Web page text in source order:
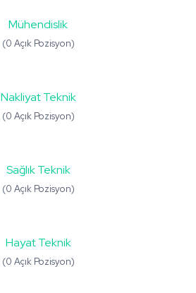
Mühendislik
(0 Açık Pozisyon)
Nakliyat Teknik
(0 Açık Pozisyon)
Sağlık Teknik
(0 Açık Pozisyon)
Hayat Teknik
(0 Açık Pozisyon)